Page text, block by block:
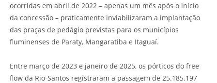
ocorridas em abril de 2022 – apenas um mês após o início
da concessão – praticamente inviabilizaram a implantação
das praças de pedágio previstas para os municípios
fluminenses de Paraty, Mangaratiba e Itaguaí.
Entre março de 2023 e janeiro de 2025, os pórticos do free
flow da Rio-Santos registraram a passagem de 25.185.197